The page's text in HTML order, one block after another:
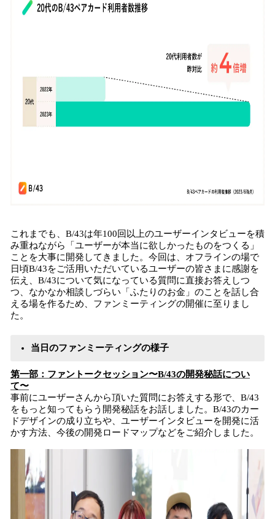
これまでも、B/43は年100回以上のユーザーインタビューを積
み重ねながら「ユーザーが本当に欲しかったものをつくる」
ことを大事に開発してきました。今回は、オフラインの場で
日頃B/43をご活用いただいているユーザーの皆さまに感謝を
伝え、B/43について気になっている質問に直接お答えしつ
つ、なかなか相談しづらい「ふたりのお金」のことを話し合
える場を作るため、ファンミーティングの開催に至りまし
た。
当日のファンミーティングの様子
第一部：ファントークセッション〜B/43の開発秘話につい
て〜
事前にユーザーさんから頂いた質問にお答えする形で、B/43
をもっと知ってもらう開発秘話をお話しました。B/43のカー
ドデザインの成り立ちや、ユーザーインタビューを開発に活
かす方法、今後の開発ロードマップなどをご紹介しました。